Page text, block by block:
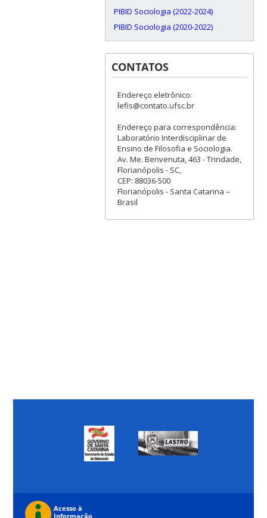
PIBID Sociologia (2022-2024)
PIBID Sociologia (2020-2022)
CONTATOS
Endereço eletrônico:
lefis@contato.ufsc.br
Endereço para correspondência:
Laboratório Interdisciplinar de
Ensino de Filosofia e Sociologia.
Av. Me. Benvenuta, 463 - Trindade,
Florianópolis - SC,
CEP: 88036-500
Florianópolis - Santa Catarina –
Brasil